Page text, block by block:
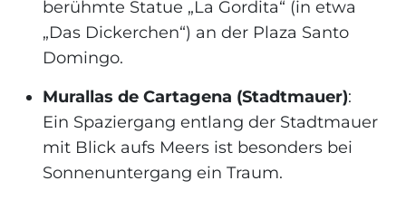
berühmte Statue „La Gordita“ (in etwa
„Das Dickerchen“) an der Plaza Santo
Domingo.
Murallas de Cartagena (Stadtmauer):
Ein Spaziergang entlang der Stadtmauer
mit Blick aufs Meers ist besonders bei
Sonnenuntergang ein Traum.